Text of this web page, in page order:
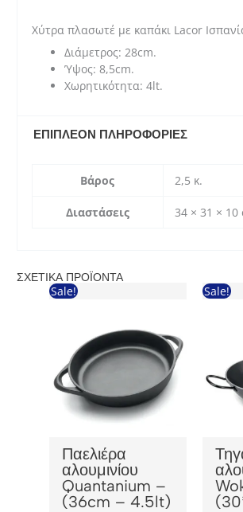
4lt)
ποσότητα
Χύτρα πλασωτέ με καπάκι Lacor
Διάμετρος: 28cm.
Ύψος: 8,5cm.
Χωρητικότητα: 4lt.
ΕΠΙΠΛΈΟΝ ΠΛΗΡΟΦΟΡΊΕΣ
Βάρος 2,5 κ.
Διαστάσεις 34 × 31 × 10
ΣΧΕΤΙΚΆ ΠΡΟΪΌΝΤΑ
Sale!
Παελιέρα
αλουμινίου
Quantanium –
(36cm – 4.5lt)
Sale!